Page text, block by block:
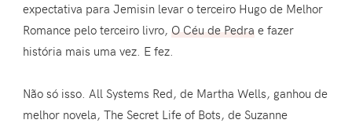
expectativa para Jemisin levar o terceiro Hugo de Melhor
Romance pelo terceiro livro, O Céu de Pedra e fazer
história mais uma vez. E fez.
Não só isso. All Systems Red, de Martha Wells, ganhou de
melhor novela, The Secret Life of Bots, de Suzanne